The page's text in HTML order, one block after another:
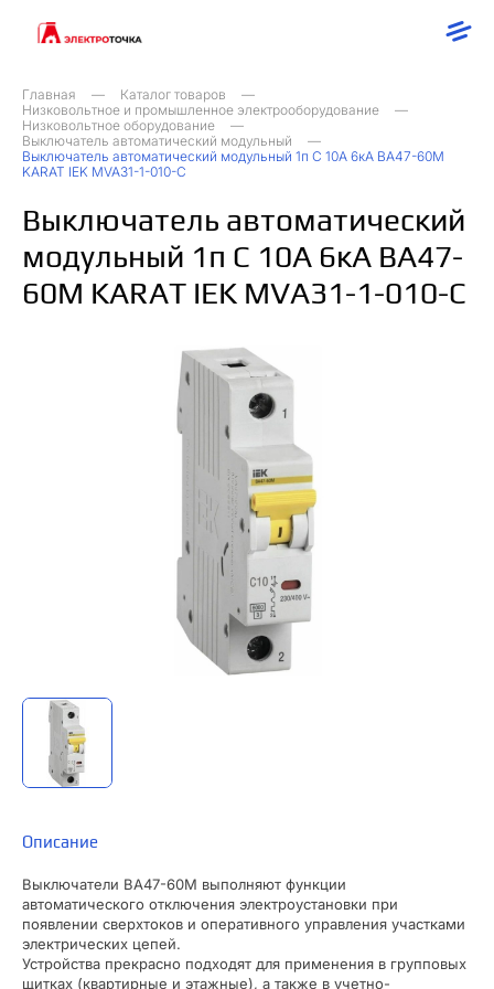
Главная
Каталог товаров
Низковольтное и промышленное электрооборудование
Низковольтное оборудование
Выключатель автоматический модульный
Выключатель автоматический модульный 1п C 10А 6кА ВА47-60M
KARAT IEK MVA31-1-010-C
Выключатель автоматический
модульный 1п C 10А 6кА ВА47-
60M KARAT IEK MVA31-1-010-C
Описание
Выключатели ВА47-60М выполняют функции
автоматического отключения электроустановки при
появлении сверхтоков и оперативного управления участками
электрических цепей.
Устройства прекрасно подходят для применения в групповых
щитках (квартирные и этажные), а также в учетно-